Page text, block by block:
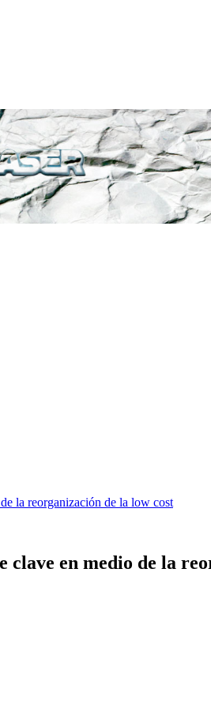
la reorganización de la low cost
clave en medio de la